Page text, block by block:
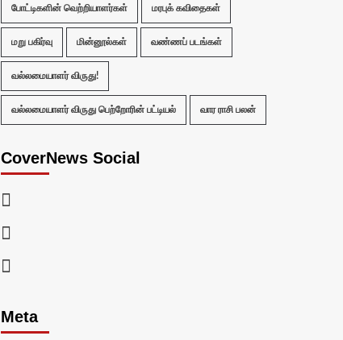
போட்டிகளின் வெற்றியாளர்கள் மரபுக் கவிதைகள்
மறு பகிர்வு மின்னூல்கள் வண்ணப் படங்கள்
வல்லமையாளர் விருது!
வல்லமையாளர் விருது பெற்றோரின் பட்டியல் வார ராசி பலன்
CoverNews Social
Meta